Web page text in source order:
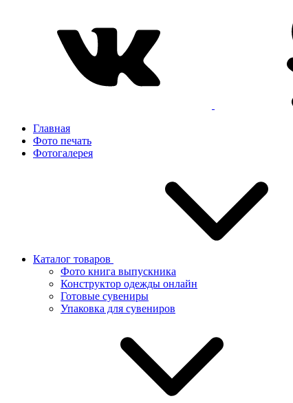
Главная
Фото печать
Фотогалерея
Каталог товаров
Фото книга выпускника
Конструктор одежды онлайн
Готовые сувениры
Упаковка для сувениров